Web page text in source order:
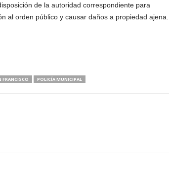
de la autoridad correspondiente para
al orden público y causar daños a propiedad ajena.
FRANCISCO POLICÍA MUNICIPAL